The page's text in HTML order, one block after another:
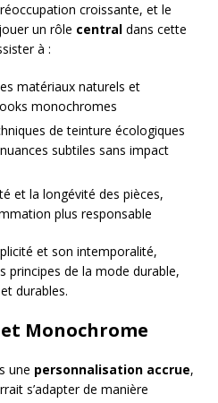
croissante, et le
un rôle central dans cette
à :
matériaux naturels et
monochromes
de teinture écologiques
subtiles sans impact
et la longévité des pièces,
plus responsable
et son intemporalité,
principes de la mode durable,
durables.
Monochrome
une personnalisation accrue,
s’adapter de manière